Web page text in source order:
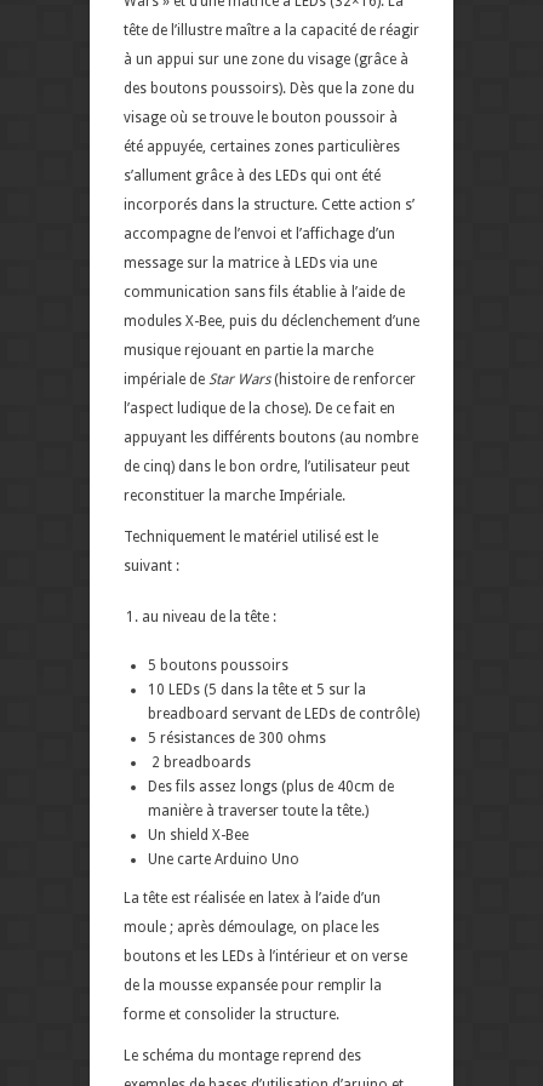
tête de l’illustre maître a la capacité de réagir
à un appui sur une zone du visage (grâce à
des boutons poussoirs). Dès que la zone du
visage où se trouve le bouton poussoir à
été appuyée, certaines zones particulières
s’allument grâce à des LEDs qui ont été
incorporés dans la structure. Cette action s’
accompagne de l’envoi et l’affichage d’un
message sur la matrice à LEDs via une
communication sans fils établie à l’aide de
modules X-Bee, puis du déclenchement d’une
musique rejouant en partie la marche
impériale de Star Wars(histoire de renforcer
l’aspect ludique de la chose). De ce fait en
appuyant les différents boutons (au nombre
de cinq) dans le bon ordre, l’utilisateur peut
reconstituer la marche Impériale.
Techniquement le matériel utilisé est le
suivant :
au niveau de la tête :
5 boutons poussoirs
10 LEDs (5 dans la tête et 5 sur la
breadboard servant de LEDs de contrôle)
5 résistances de 300 ohms
2 breadboards
Des fils assez longs (plus de 40cm de
manière à traverser toute la tête.)
Un shield X-Bee
Une carte Arduino Uno
La tête est réalisée en latex à l’aide d’un
moule ; après démoulage, on place les
boutons et les LEDs à l’intérieur et on verse
de la mousse expansée pour remplir la
forme et consolider la structure.
Le schéma du montage reprend des